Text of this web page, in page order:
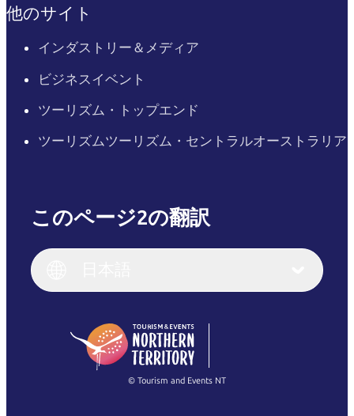
他のサイト
インダストリー＆メディア
ビジネスイベント
ツーリズム・トップエンド
ツーリズムツーリズム・セントラルオーストラリア
このページ2の翻訳
English (US)
English
(Singapore)
Français
繁體中文
© Tourism and Events NT